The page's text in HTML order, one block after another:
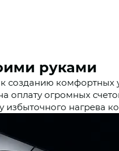
руками
созданию комфортных
оплату огромных
избыточного нагрева